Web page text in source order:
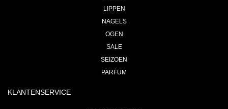
LIPPEN
NAGELS
OGEN
SALE
SEIZOEN
PARFUM
KLANTENSERVICE